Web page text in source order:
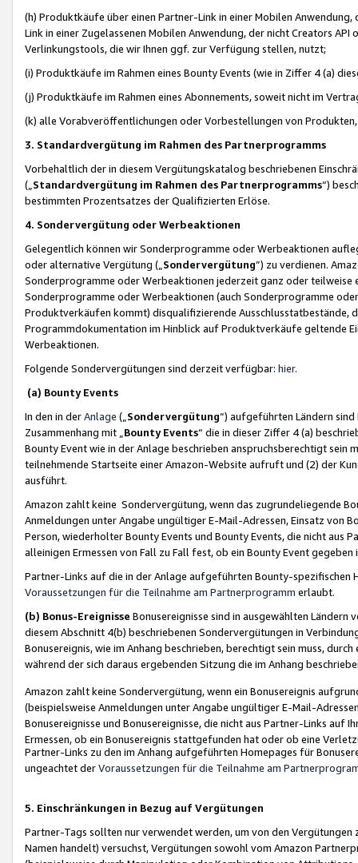
(h) Produktkäufe über einen Partner-Link in einer Mobilen
Link in einer Zugelassenen Mobilen Anwendung, der nicht Creators
Verlinkungstools, die wir Ihnen ggf. zur Verfügung stellen, nutzt;
(i) Produktkäufe im Rahmen eines Bounty Events (wie in Ziffer 4 (a)
(j) Produktkäufe im Rahmen eines Abonnements, soweit nicht im
(k) alle Vorabveröffentlichungen oder Vorbestellungen von
3. Standardvergütung im Rahmen des Partnerprogramms
Vorbehaltlich der in diesem Vergütungskatalog beschriebenen
(„ Standardvergütung im Rahmen des Partnerprogramms“)
bestimmten Prozentsatzes der Qualifizierten Erlöse.
4. Sondervergütung oder Werbeaktionen
Gelegentlich können wir Sonderprogramme oder Werbeaktionen
oder alternative Vergütung („ Sondervergütung”) zu verdienen.
Sonderprogramme oder Werbeaktionen jederzeit ganz oder
Sonderprogramme oder Werbeaktionen (auch Sonderprogramme
Produktverkäufen kommt) disqualifizierende Ausschlusstatbestände,
Programmdokumentation im Hinblick auf Produktverkäufe geltende
Werbeaktionen.
Folgende Sondervergütungen sind derzeit verfügbar: hier.
(a) Bounty Events
In den in derAnlage („ Sondervergütung“) aufgeführten Ländern
Zusammenhang mit „ Bounty Events“ die in dieser Ziffer 4 (a)
Bounty Event wie in der Anlage beschrieben anspruchsberechtigt sein
teilnehmende Startseite einer Amazon-Website aufruft und (2) der
ausführt.
Amazon zahlt keine Sondervergütung, wenn das zugrundeliegende
Anmeldungen unter Angabe ungültiger E-Mail-Adressen, Einsatz von
Person, wiederholter Bounty Events und Bounty Events, die nicht
alleinigen Ermessen von Fall zu Fall fest, ob ein Bounty Event
Partner-Links auf die in der Anlage aufgeführten Bounty-spezifischen
Voraussetzungen für die Teilnahme am Partnerprogramm erlaubt.
(b) Bonus-Ereignisse Bonusereignisse sind in ausgewählten Ländern
diesem Abschnitt 4(b) beschriebenen Sondervergütungen in
Bonusereignis, wie im Anhang beschrieben, berechtigt sein muss,
während der sich daraus ergebenden Sitzung die im Anhang
Amazon zahlt keine Sondervergütung, wenn ein Bonusereignis
(beispielsweise Anmeldungen unter Angabe ungültiger E-Mail-
Bonusereignisse und Bonusereignisse, die nicht aus Partner-Links auf
Ermessen, ob ein Bonusereignis stattgefunden hat oder ob eine
Partner-Links zu den im Anhang aufgeführten Homepages für
ungeachtet derVoraussetzungen für die Teilnahme am
5. Einschränkungen in Bezug auf Vergütungen
Partner-Tags sollten nur verwendet werden, um von den
Namen handelt) versuchst, Vergütungen sowohl vom Amazon